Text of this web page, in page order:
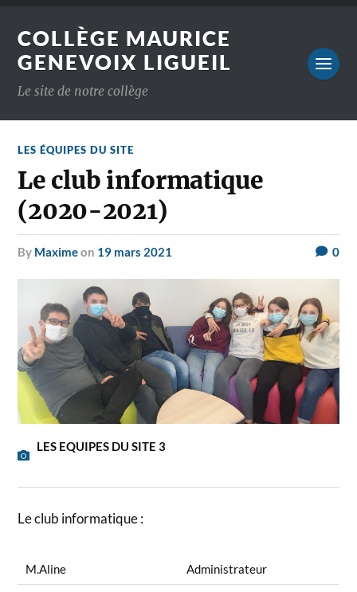
COLLÈGE MAURICE
GENEVOIX LIGUEIL
Le site de notre collège
LES ÉQUIPES DU SITE
Le club informatique
(2020-2021)
by Maximeon 19 mars 2021 0
LES EQUIPES DU SITE 3
Le club informatique :
M.Aline Administrateur